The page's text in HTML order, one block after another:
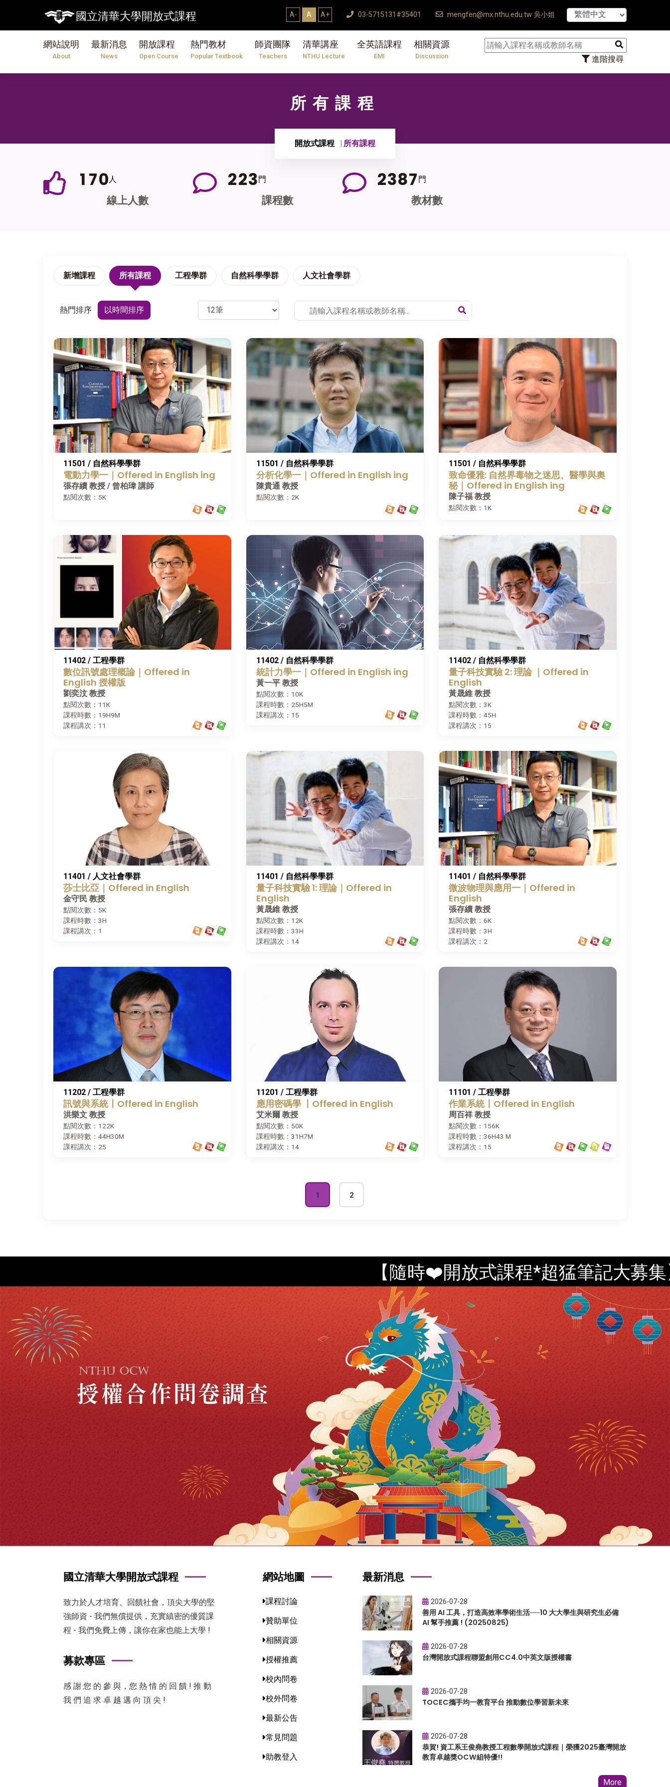
國立清華大學開放式課程 A- A A+ 03-5715131#35401 mengfen@mx.nthu.edu.tw 吳小姐
網站說明
About
最新消息
News
開放課程
Open Course
熱門教材
Popular Textbook
師資團隊
Teachers
清華講座
NTHU Lecture
全英語課程
EMI
相關資源
Discussion 進階搜尋
【7/31】114
所有課程
開放式課程 所有課程
1 70 人
線上人數
223門
課程數
2387 門
教材數
新增課程 所有課程 工程學群 自然科學學群 人文社會學群
熱門排序 以時間排序
11501 / 自然科學學群
電動力學一｜Offered in English ing
張存續 教授 / 曾柏瑋 講師
點閱次數：5K
11501 / 自然科學學群
分析化學一｜Offered in English ing
陳貴通 教授
點閱次數：2K
11501 / 自然科學學群
致命優雅: 自然界毒物之迷思、醫學與奧
秘｜Offered in English ing
陳子福 教授
點閱次數：1K
11402 / 工程學群
數位訊號處理概論｜Offered in
English 授權版
劉奕汶 教授
點閱次數：11K
課程時數：19H9M
課程講次：11
11402 / 自然科學學群
統計力學一｜Offered in English ing
黃一平 教授
點閱次數：10K
課程時數：25H5M
課程講次：15
11402 / 自然科學學群
量子科技實驗 2: 理論 ｜Offered in
English
黃晟維 教授
點閱次數：3K
課程時數：45H
課程講次：15
11401 / 人文社會學群
莎士比亞｜Offered in English
金守民 教授
點閱次數：5K
課程時數：3H
課程講次：1
11401 / 自然科學學群
量子科技實驗 1: 理論｜Offered in
English
黃晟維 教授
點閱次數：12K
課程時數：33H
課程講次：14
11401 / 自然科學學群
微波物理與應用一｜Offered in
English
張存續 教授
點閱次數：6K
課程時數：3H
課程講次：2
11202 / 工程學群
訊號與系統〡Offered in English
洪樂文 教授
點閱次數：122K
課程時數：44H30M
課程講次：25
11201 / 工程學群
應用密碼學 〡Offered in English
艾米爾 教授
點閱次數：50K
課程時數：31H7M
課程講次：14
11101 / 工程學群
作業系統〡Offered in English
周百祥 教授
點閱次數：156K
課程時數：36H43 M
課程講次：15
1 2
【隨時❤️開放式課程*超猛筆記大募集】我們深
國立清華大學開放式課程
致力於人才培育、回饋社會，頂尖大學的堅
強師資 - 我們無償提供，充實縝密的優質課
程 - 我們免費上傳，讓你在家也能上大學 !
募款專區
感 謝 您 的 參 與，您 熱 情 的 回 饋 ! 推 動
我 們 追 求 卓 越 邁 向 頂 尖 !
網站地圖
課程討論
贊助單位
相關資源
授權推薦
校內問卷
校外問卷
最新公告
常見問題
助教登入
最新消息
2026-07-28
善用 AI 工具，打造高效率學術生活──10 大大學生與研究生必備
AI 幫手推薦 ! (20250825)
2026-07-28
台灣開放式課程聯盟創用CC4.0中英文版授權書
2026-07-28
TOCEC攜手均一教育平台 推動數位學習新未來
2026-07-28
恭賀! 資工系王俊堯教授工程數學開放式課程｜榮獲2025臺灣開放
教育卓越獎OCW組特優!!
More